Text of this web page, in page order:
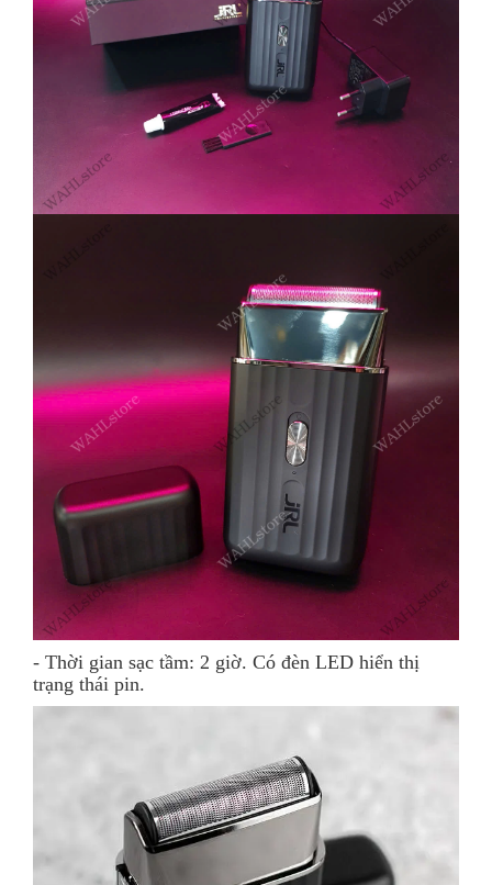
- Thời gian sạc tầm: 2 giờ. Có đèn LED hiển thị
trạng thái pin.